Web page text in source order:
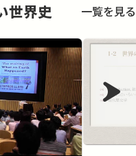
世界史 一覧を見る